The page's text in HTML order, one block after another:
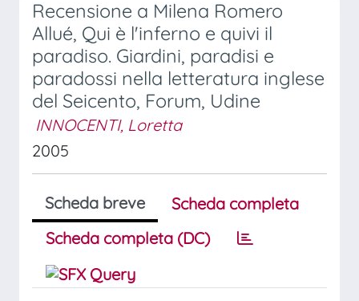
Recensione a Milena Romero
Allué, Qui è l'inferno e quivi il
paradiso. Giardini, paradisi e
paradossi nella letteratura inglese
del Seicento, Forum, Udine
INNOCENTI, Loretta
2005
Scheda breve
Scheda completa
Scheda completa (DC)